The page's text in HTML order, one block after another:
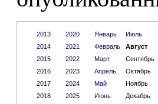
2013
2014
2015
2016
2017
2018
2020
2021
2022
2023
2024
2025
Январь
Июль
Февраль
Август
Март
Сентябрь
Апрель
Октябрь
Май
Ноябрь
Июнь
Декабрь